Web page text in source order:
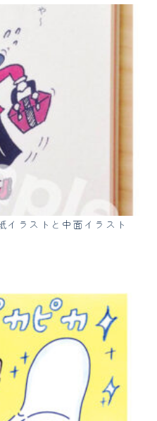
イラストと中面イラスト